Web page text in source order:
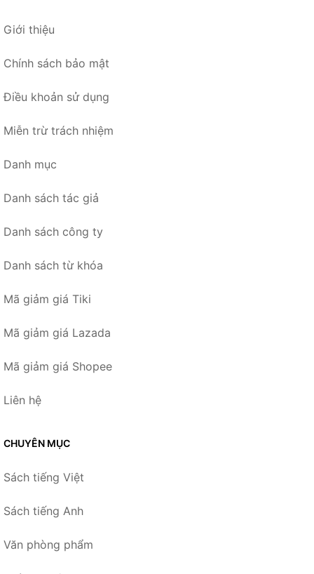
Giới thiệu
Chính sách bảo mật
Điều khoản sử dụng
Miễn trừ trách nhiệm
Danh mục
Danh sách tác giả
Danh sách công ty
Danh sách từ khóa
Mã giảm giá Tiki
Mã giảm giá Lazada
Mã giảm giá Shopee
Liên hệ
CHUYÊN MỤC
Sách tiếng Việt
Sách tiếng Anh
Văn phòng phẩm